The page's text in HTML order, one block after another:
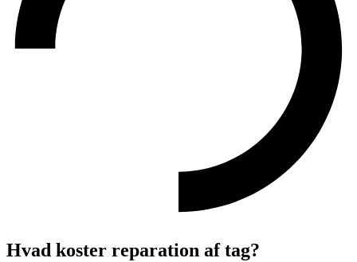
Hvad koster reparation af tag?